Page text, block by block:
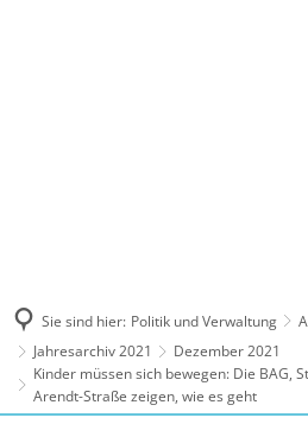
Sie sind hier: Politik und Verwaltung
Jahresarchiv 2021
Dezember 2021
Kinder müssen sich bewegen: Die BAG,
Arendt-Straße zeigen, wie es geht